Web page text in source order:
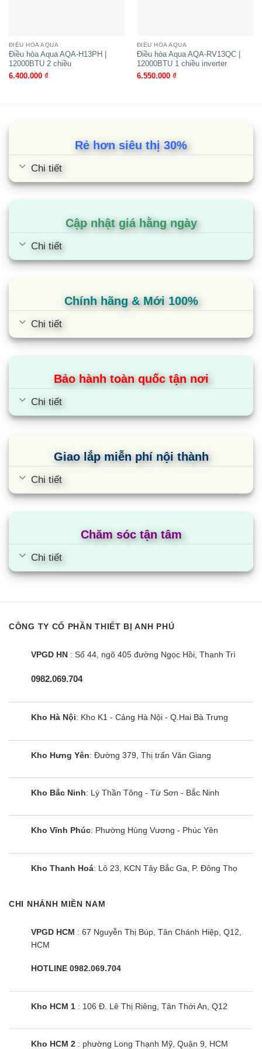
kiệm năng lượng.
Chế độ hoạt động cho giấc ngủ
Cùng Chủ Đề:
Điều hòa Aqua AQA-RV9QC |
9000BTU 1 chiều inverter
Điều hòa Aqua AQA-KCR18PA |
ĐIỀU HÒA AQUA
Điều hòa Aqua AQA-H13PH |
12000BTU 2 chiều
6.400.000 ₫
ĐIỀU HÒA AQUA
Điều hòa Aqua AQA-RV13QC |
12000BTU 1 chiều inverter
6.550.000 ₫
Rẻ hơn siêu thị 30%
Chi tiết
Cập nhật giá hằng ngày
Chi tiết
Chính hãng & Mới 100%
Chi tiết
Bảo hành toàn quốc tận nơi
Chi tiết
Giao lắp miễn phí nội thành
Chi tiết
Chăm sóc tận tâm
Chi tiết
CÔNG TY CỔ PHẦN THIẾT BỊ ANH PHÚ
VPGD HN : Số 44, ngõ 405 đường Ngọc Hồi, Thanh Trì
0982.069.704
Kho Hà Nội: Kho K1 - Cảng Hà Nội - Q.Hai Bà Trưng
Kho Hưng Yên: Đường 379, Thị trấn Văn Giang
Kho Bắc Ninh: Lý Thần Tông - Từ Sơn - Bắc Ninh
Kho Vĩnh Phúc: Phường Hùng Vương - Phúc Yên
Kho Thanh Hoá: Lô 23, KCN Tây Bắc Ga, P. Đông Thọ
CHI NHÁNH MIỀN NAM
VPGD HCM : 67 Nguyễn Thị Búp, Tân Chánh Hiệp, Q12,
HCM
HOTLINE 0982.069.704
Kho HCM 1 : 106 Đ. Lê Thị Riêng, Tân Thới An, Q12
Kho HCM 2 : phường Long Thạnh Mỹ, Quận 9, HCM